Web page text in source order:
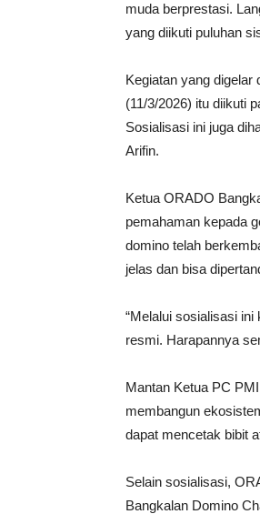
muda berprestasi.
yang diikuti puluhan
Kegiatan yang
(11/3/2026) itu diikuti
Sosialisasi ini juga
Arifin.
Ketua ORADO
pemahaman kepada
domino telah
jelas dan bisa
“Melalui sosialisasi
resmi. Harapannya
Mantan Ketua PC
membangun
dapat mencetak bibit
Selain sosialisasi,
Bangkalan Domino